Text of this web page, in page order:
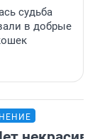
судьба
в добрые